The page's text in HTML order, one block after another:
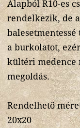
Alapból R10-es
rendelkezik, de
a burkolatot,
kültéri medence
megoldás.
Rendelhető
20x20